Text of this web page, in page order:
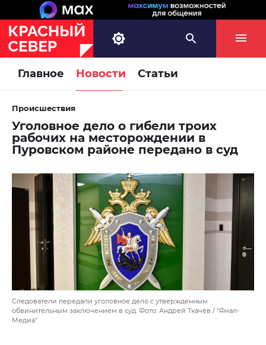
Главное Новости Статьи
Происшествия
Уголовное дело о гибели троих
рабочих на месторождении в
Пуровском районе передано в суд
Следователи передали уголовное дело с утвержденным
обвинительным заключением в суд. Фото: Андрей Ткачёв / "Ямал-
Медиа"